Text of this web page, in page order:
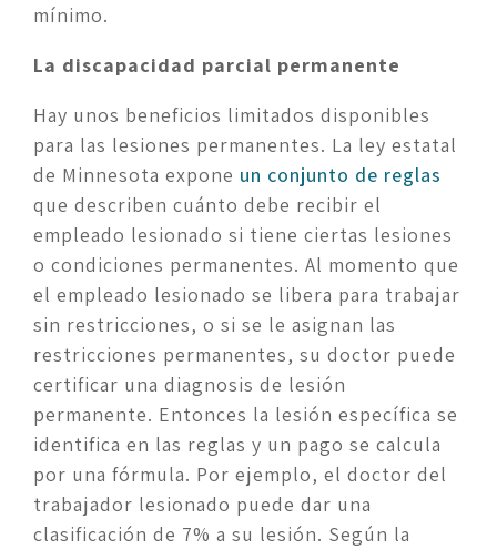
mínimo.
La discapacidad parcial permanente
Hay unos beneficios limitados disponibles
para las lesiones permanentes. La ley estatal
de Minnesota expone un conjunto de reglas
que describen cuánto debe recibir el
empleado lesionado si tiene ciertas lesiones
o condiciones permanentes. Al momento que
el empleado lesionado se libera para trabajar
sin restricciones, o si se le asignan las
restricciones permanentes, su doctor puede
certificar una diagnosis de lesión
permanente. Entonces la lesión específica se
identifica en las reglas y un pago se calcula
por una fórmula. Por ejemplo, el doctor del
trabajador lesionado puede dar una
clasificación de 7% a su lesión. Según la